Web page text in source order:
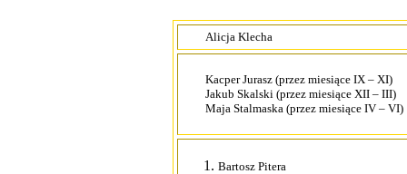
Alicja Klecha
Kacper Jurasz (przez miesiące IX – XI)
Jakub Skalski (przez miesiące XII – III)
Maja Stalmaska (przez miesiące IV – VI)
Bartosz Pitera